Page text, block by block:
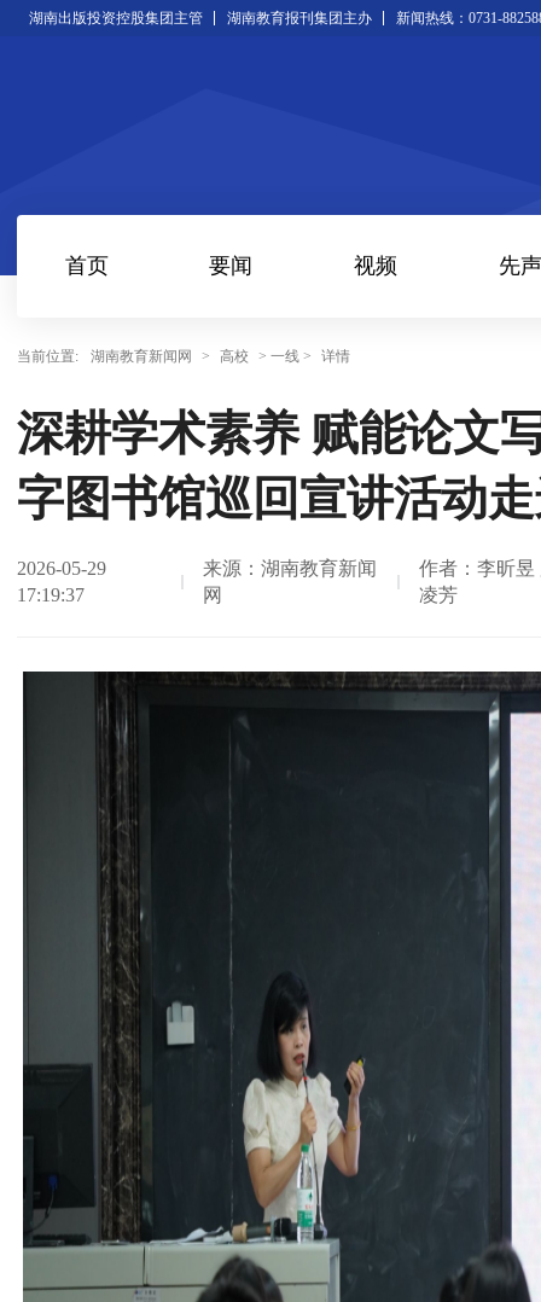
湖南出版投资控股集团主管 湖南教育报刊集团主办 新闻热线：0731-
首页 要闻 视频 先声
当前位置: 湖南教育新闻网 > 高校 > 一线 > 详情
深耕学术素养 赋能论
字图书馆巡回宣讲活动
2026-05-29
17:19:37
来源：湖南教育新闻
网
作者：李昕昱
凌芳